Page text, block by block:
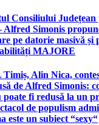
Consiliului Județean
Alfred Simonis
pe datorie masivă și
MAJORE
Timiș, Alin Nica,
de Alfred Simonis:
poate fi redusă la un
de populism
este un subiect “sexy“